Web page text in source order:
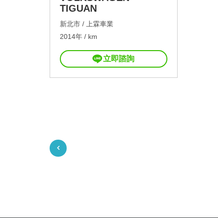
TIGUAN
新北市 /
上霖車業
2014年 / km
立即諮詢